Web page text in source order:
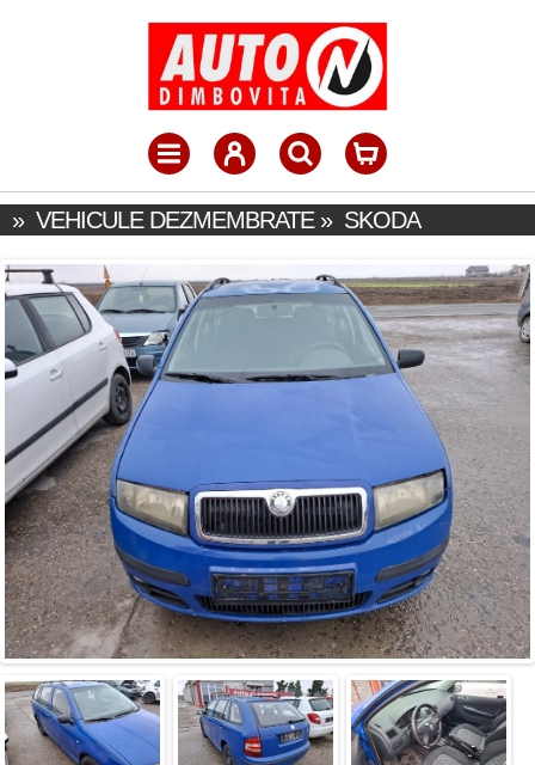
» VEHICULE DEZMEMBRATE» SKODA